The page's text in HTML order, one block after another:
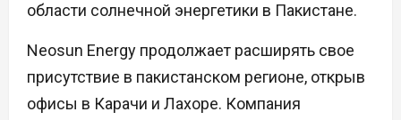
области солнечной энергетики в Пакистане.
Neosun Energy продолжает расширять свое
присутствие в пакистанском регионе, открыв
офисы в Карачи и Лахоре. Компания